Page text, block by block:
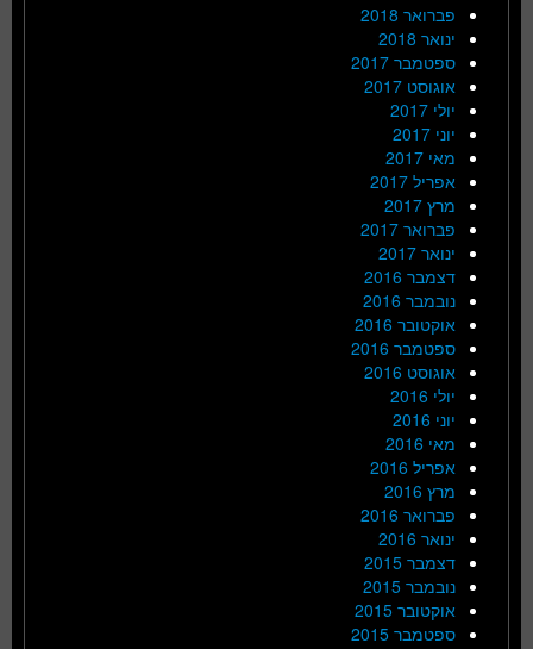
פברואר 2018
ינואר 2018
ספטמבר 2017
אוגוסט 2017
יולי 2017
יוני 2017
מאי 2017
אפריל 2017
מרץ 2017
פברואר 2017
ינואר 2017
דצמבר 2016
נובמבר 2016
אוקטובר 2016
ספטמבר 2016
אוגוסט 2016
יולי 2016
יוני 2016
מאי 2016
אפריל 2016
מרץ 2016
פברואר 2016
ינואר 2016
דצמבר 2015
נובמבר 2015
אוקטובר 2015
ספטמבר 2015